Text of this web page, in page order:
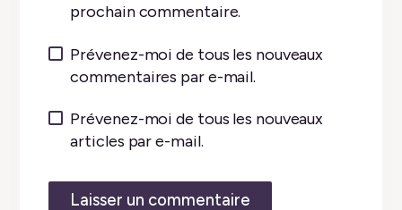
prochain commentaire.
Prévenez-moi de tous les nouveaux
commentaires par e-mail.
Prévenez-moi de tous les nouveaux
articles par e-mail.